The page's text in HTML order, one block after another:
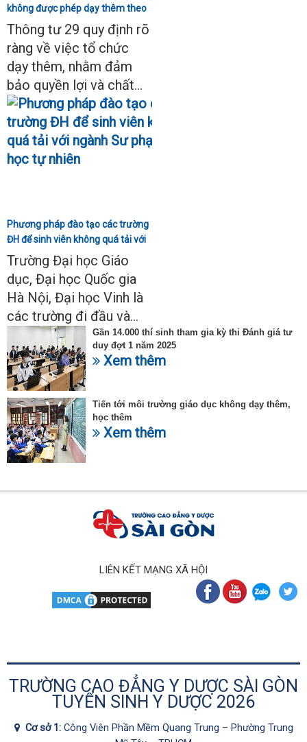
không được phép dạy thêm theo
Thông tư 29
Thông tư 29 quy định rõ
ràng về việc tổ chức
dạy thêm, nhằm đảm
bảo quyền lợi và chất...
Phương pháp đào tạo các trường
ĐH để sinh viên không quá tải với
ngành Sư phạm Khoa học tự
nhiên
Trường Đại học Giáo
dục, Đại học Quốc gia
Hà Nội, Đại học Vinh là
các trường đi đầu và...
Gần 14.000 thí sinh tham gia kỳ thi Đánh giá tư
duy đợt 1 năm 2025
Xem thêm
Tiến tới môi trường giáo dục không dạy thêm,
học thêm
Xem thêm
LIÊN KẾT MẠNG XÃ HỘI
TRƯỜNG CAO ĐẲNG Y DƯỢC SÀI GÒN
TUYỂN SINH Y DƯỢC 2026
Cơ sở 1: Công Viên Phần Mềm Quang Trung – Phường Trung